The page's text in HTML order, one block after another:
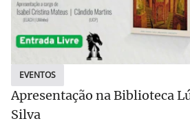
EVENTOS
Apresentação na Biblioteca
Silva